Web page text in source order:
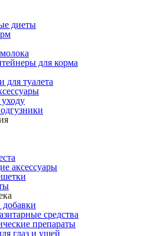
диеты
для корма
для туалета
аксессуары
средства
препараты
глаз и ушей